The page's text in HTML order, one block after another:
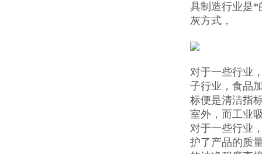
具制造行业是*
灰方式，
对于一些行业
子行业，食品
标便是清洁指
室外，而工业
对于一些行业
护了产品的质